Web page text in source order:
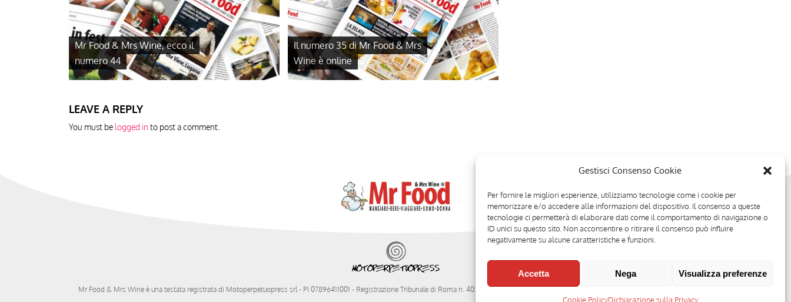
Gestisci Consenso Cookie
Per fornire le migliori esperienze, utilizziamo tecnologie come i cookie per
memorizzare e/o accedere alle informazioni del dispositivo. Il consenso a queste
tecnologie ci permetterà di elaborare dati come il comportamento di navigazione o
ID unici su questo sito. Non acconsentire o ritirare il consenso può influire
negativamente su alcune caratteristiche e funzioni.
Accetta Nega Visualizza preferenze
Cookie PolicyDichiarazione sulla Privacy
Mr Food & Mrs Wine, ecco il
numero 44
Il numero 35 di Mr Food & Mrs
Wine è online
LEAVE A REPLY
You must be logged in to post a comment.
Mr Food & Mrs Wine è una testata registrata di Motoperpetuopress srl - PI 07896411001 - Registrazione Tribunale di Roma n. 403/2008 del 20/11/2008 - Direttore responsabile: Stefano Belli [